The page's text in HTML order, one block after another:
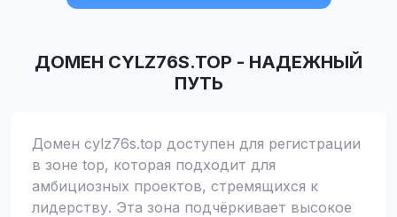
ДОМЕН CYLZ76S.TOP - НАДЕЖНЫЙ
ПУТЬ
Домен cylz76s.top доступен для регистрации
в зоне top, которая подходит для
амбициозных проектов, стремящихся к
лидерству. Эта зона подчёркивает высокое